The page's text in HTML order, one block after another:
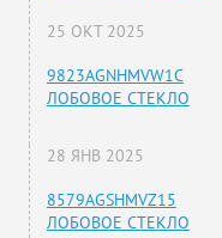
25 ОКТ 2025
9823AGNHMVW1C
ЛОБОВОЕ СТЕКЛО
28 ЯНВ 2025
8579AGSHMVZ15
ЛОБОВОЕ СТЕКЛО